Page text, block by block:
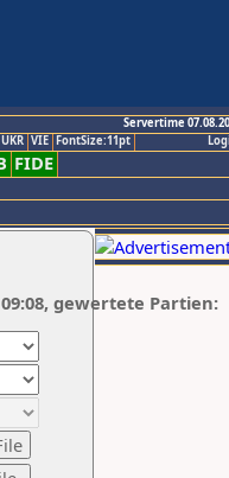
Servertime
UKR VIE FontSize:11pt
FIDE
09:08, gewertete Partien: